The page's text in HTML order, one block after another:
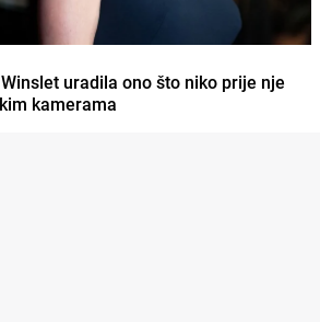
uradila ono što niko prije nje
kamerama